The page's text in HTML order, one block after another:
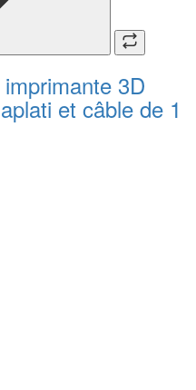
3D
et câble de 1